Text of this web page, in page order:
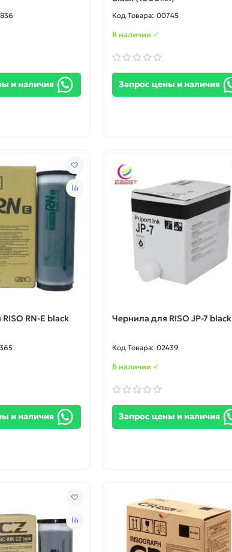
и наличия
00745
В наличии ✓
Запрос цены и наличия
RN-E black
и наличия
Чернила для RISO JP-7 black
02439
В наличии ✓
Запрос цены и наличия